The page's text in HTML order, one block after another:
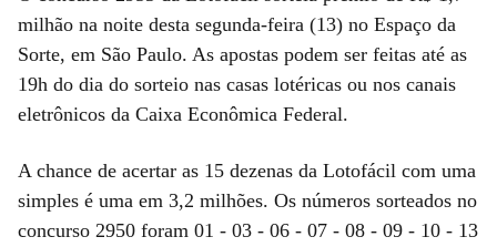
milhão na noite desta segunda-feira (13) no Espaço da
Sorte, em São Paulo. As apostas podem ser feitas até as
19h do dia do sorteio nas casas lotéricas ou nos canais
eletrônicos da Caixa Econômica Federal.
A chance de acertar as 15 dezenas da Lotofácil com uma
simples é uma em 3,2 milhões. Os números sorteados no
concurso 2950 foram 01 - 03 - 06 - 07 - 08 - 09 - 10 - 13